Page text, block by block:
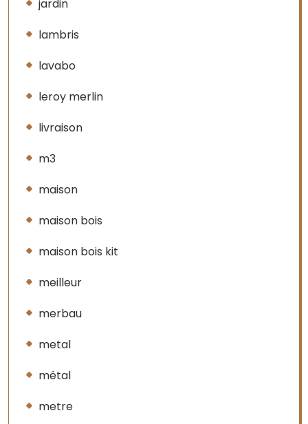
jardin
lambris
lavabo
leroy merlin
livraison
m3
maison
maison bois
maison bois kit
meilleur
merbau
metal
métal
metre